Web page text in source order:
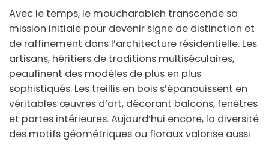
Avec le temps, le moucharabieh transcende sa
mission initiale pour devenir signe de distinction et
de raffinement dans l’architecture résidentielle. Les
artisans, héritiers de traditions multiséculaires,
peaufinent des modèles de plus en plus
sophistiqués. Les treillis en bois s’épanouissent en
véritables œuvres d’art, décorant balcons, fenêtres
et portes intérieures. Aujourd’hui encore, la diversité
des motifs géométriques ou floraux valorise aussi